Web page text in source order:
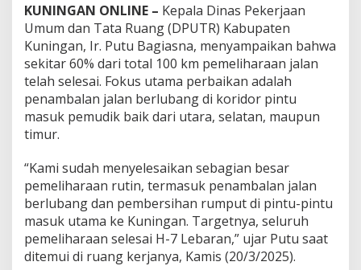
KUNINGAN ONLINE – Kepala Dinas Pekerjaan
Umum dan Tata Ruang (DPUTR) Kabupaten
Kuningan, Ir. Putu Bagiasna, menyampaikan bahwa
sekitar 60% dari total 100 km pemeliharaan jalan
telah selesai. Fokus utama perbaikan adalah
penambalan jalan berlubang di koridor pintu
masuk pemudik baik dari utara, selatan, maupun
timur.
“Kami sudah menyelesaikan sebagian besar
pemeliharaan rutin, termasuk penambalan jalan
berlubang dan pembersihan rumput di pintu-pintu
masuk utama ke Kuningan. Targetnya, seluruh
pemeliharaan selesai H-7 Lebaran,” ujar Putu saat
ditemui di ruang kerjanya, Kamis (20/3/2025).